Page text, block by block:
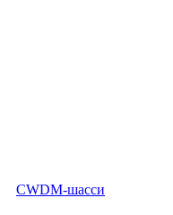
CWDM-шасси